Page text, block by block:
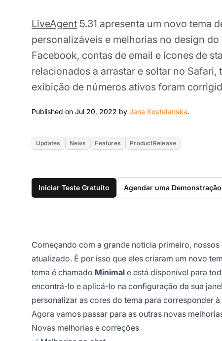
LiveAgent 5.31 apresenta um novo tema
personalizáveis e melhorias no design
Facebook, contas de email e ícones de
relacionados a arrastar e soltar no Safari,
exibição de números ativos foram
Published on Jul 20, 2022 by Jana Kostelanska.
Updates News Features ProductRelease
Iniciar Teste Gratuito Agendar uma Demonstração
Começando com a grande notícia primeiro,
atualizado. É por isso que eles criaram um novo
tema é chamado Minimal e está disponível para
encontrá-lo e aplicá-lo na configuração da sua
personalizar as cores do tema para corresponder
Agora vamos passar para as outras novas
Novas melhorias e correções